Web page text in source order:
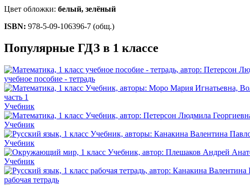
Цвет обложки: белый, зелёный
ISBN: 978-5-09-106396-7 (общ.)
Популярные ГДЗ в 1 классе
учебное пособие - тетрадь
Учебник
Учебник
Учебник
Учебник
рабочая тетрадь